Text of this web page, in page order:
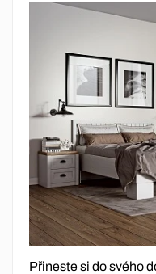
Přineste si do svého